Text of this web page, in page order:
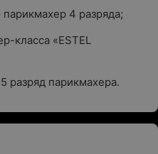
4 разряда;
класса «ESTEL
разряд парикмахера.